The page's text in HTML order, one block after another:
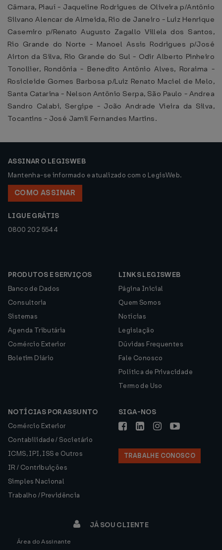
Câmara, Piauí - Jaqueline Rodrigues de Oliveira p/Antônio
Silvano Alencar de Almeida, Rio de Janeiro - Luiz Henrique
Casemiro p/Renato Augusto Zagallo Villela dos Santos,
Rio Grande do Norte - Manoel Assis Rodrigues p/José
Airton da Silva, Rio Grande do Sul - Odir Alberto Pinheiro
Tonollier, Rondônia - Benedito Antônio Alves, Roraima -
Rosicleide Gomes Barbosa p/Luiz Renato Maciel de Melo,
Santa Catarina - Nelson Antônio Serpa, São Paulo - Andrea
Sandro Calabi, Sergipe - João Andrade Vieira da Silva,
Tocantins - José Jamil Fernandes Martins.
ASSINAR O LEGISWEB
Mantenha-se informado e atualizado com o LegisWeb.
COMO ASSINAR
LIGUE GRÁTIS
0800 202 5544
PRODUTOS E SERVIÇOS
Banco de Dados
Consultoria
Sistemas
Agenda Tributária
Comércio Exterior
Boletim Diário
LINKS LEGISWEB
Página Inicial
Quem Somos
Notícias
Legislação
Dúvidas Frequentes
Fale Conosco
Política de Privacidade
Termo de Uso
NOTÍCIAS POR ASSUNTO
Comércio Exterior
Contabilidade / Societário
ICMS, IPI, ISS e Outros
IR / Contribuições
Simples Nacional
Trabalho / Previdência
SIGA-NOS
TRABALHE CONOSCO
JÁ SOU CLIENTE
Área do Assinante